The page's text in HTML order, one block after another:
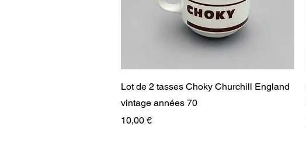
Aperçu rapide
Lot de 2 tasses Choky Churchill England
vintage années 70
Prix
10,00 €